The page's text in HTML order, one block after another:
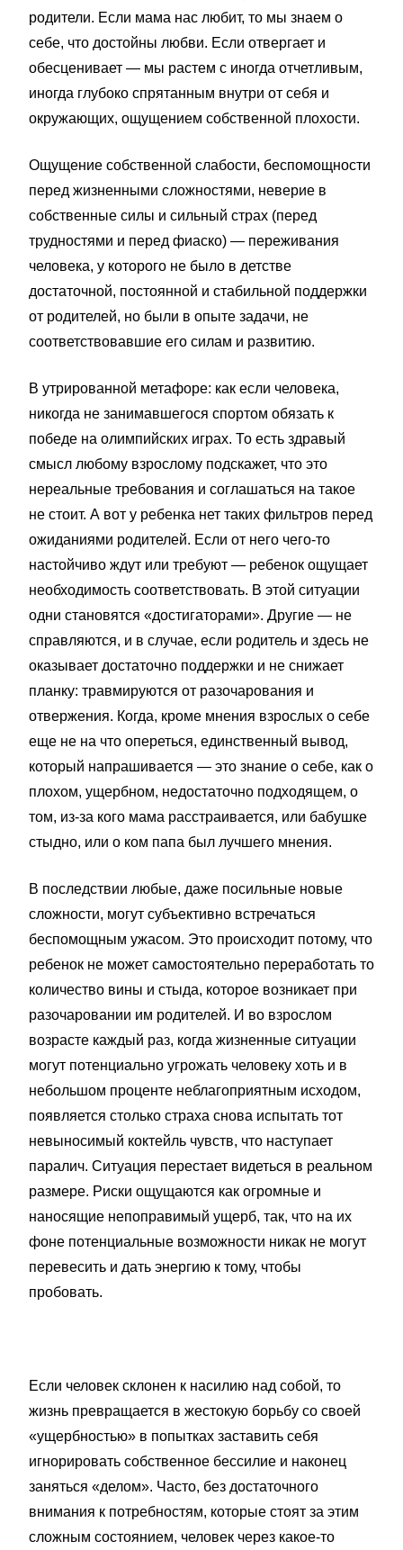
родители. Если мама нас любит, то мы знаем о
себе, что достойны любви. Если отвергает и
обесценивает — мы растем с иногда отчетливым,
иногда глубоко спрятанным внутри от себя и
окружающих, ощущением собственной плохости.
Ощущение собственной слабости, беспомощности
перед жизненными сложностями, неверие в
собственные силы и сильный страх (перед
трудностями и перед фиаско) — переживания
человека, у которого не было в детстве
достаточной, постоянной и стабильной поддержки
от родителей, но были в опыте задачи, не
соответствовавшие его силам и развитию.
В утрированной метафоре: как если человека,
никогда не занимавшегося спортом обязать к
победе на олимпийских играх. То есть здравый
смысл любому взрослому подскажет, что это
нереальные требования и соглашаться на такое
не стоит. А вот у ребенка нет таких фильтров перед
ожиданиями родителей. Если от него чего-то
настойчиво ждут или требуют — ребенок ощущает
необходимость соответствовать. В этой ситуации
одни становятся «достигаторами». Другие — не
справляются, и в случае, если родитель и здесь не
оказывает достаточно поддержки и не снижает
планку: травмируются от разочарования и
отвержения. Когда, кроме мнения взрослых о себе
еще не на что опереться, единственный вывод,
который напрашивается — это знание о себе, как о
плохом, ущербном, недостаточно подходящем, о
том, из-за кого мама расстраивается, или бабушке
стыдно, или о ком папа был лучшего мнения.
В последствии любые, даже посильные новые
сложности, могут субъективно встречаться
беспомощным ужасом. Это происходит потому, что
ребенок не может самостоятельно переработать то
количество вины и стыда, которое возникает при
разочаровании им родителей. И во взрослом
возрасте каждый раз, когда жизненные ситуации
могут потенциально угрожать человеку хоть и в
небольшом проценте неблагоприятным исходом,
появляется столько страха снова испытать тот
невыносимый коктейль чувств, что наступает
паралич. Ситуация перестает видеться в реальном
размере. Риски ощущаются как огромные и
наносящие непоправимый ущерб, так, что на их
фоне потенциальные возможности никак не могут
перевесить и дать энергию к тому, чтобы
пробовать.
Если человек склонен к насилию над собой, то
жизнь превращается в жестокую борьбу со своей
«ущербностью» в попытках заставить себя
игнорировать собственное бессилие и наконец
заняться «делом». Часто, без достаточного
внимания к потребностям, которые стоят за этим
сложным состоянием, человек через какое-то